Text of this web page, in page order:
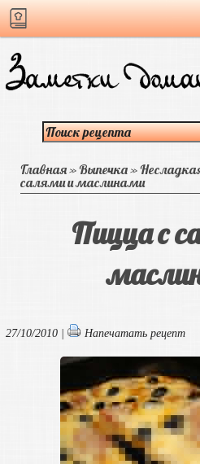
Главная»Выпечка»
салями и маслинами
Пицца с
27/10/2010 | Напечатать рецепт